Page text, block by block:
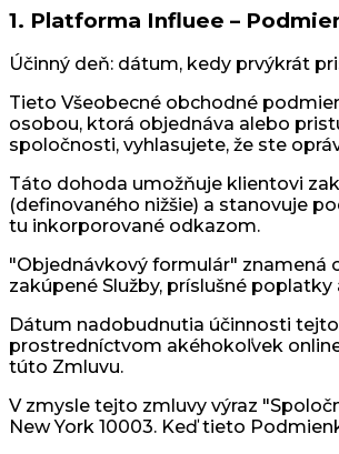
1. Platforma Influee –
Účinný deň: dátum, kedy prvýkrát
Tieto Všeobecné obchodné
osobou, ktorá objednáva alebo
spoločnosti, vyhlasujete, že ste
Táto dohoda umožňuje klientovi
(definovaného nižšie) a stanovuje
tu inkorporované odkazom.
"Objednávkový formulár" znamená
zakúpené Služby, príslušné
Dátum nadobudnutia účinnosti
prostredníctvom akéhokoľvek
túto Zmluvu.
V zmysle tejto zmluvy výraz
New York 10003. Keď tieto